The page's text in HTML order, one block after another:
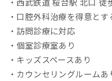
・口腔外科治療を得意とす
・訪問診療に対応
・個室診療室あり
・キッズスペースあり
・カウンセリングルームあ